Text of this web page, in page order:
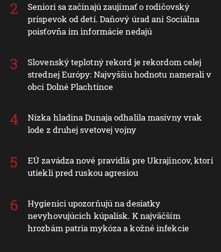
Seniori sa začínajú zaujímať o rodičovský
príspevok od detí. Daňový úrad ani Sociálna
poisťovňa im informácie nedajú
Slovenský teplotný rekord je rekordom celej
strednej Európy: Najvyššiu hodnotu namerali v
obci Dolné Plachtince
Nízka hladina Dunaja odhalila masívny vrak
lode z druhej svetovej vojny
EÚ zavádza nové pravidlá pre Ukrajincov, ktorí
utiekli pred ruskou agresiou
Hygienici upozorňujú na desiatky
nevyhovujúcich kúpalísk. K najväčším
hrozbám patria mykóza a kožné infekcie